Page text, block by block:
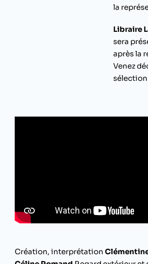
la
Libraire
sera
après la
Venez
sélection
Création, interprétation